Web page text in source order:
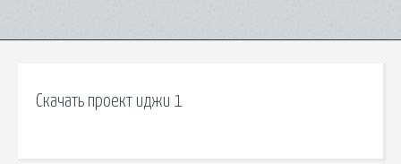
Скачать проект иджи 1